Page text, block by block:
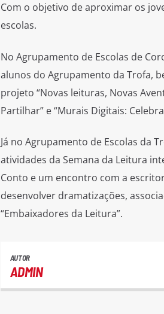
Com o objetivo de aproximar os
escolas.
No Agrupamento de Escolas de
alunos do Agrupamento da Trofa,
projeto “Novas leituras, Novas
Partilhar” e “Murais Digitais:
Já no Agrupamento de Escolas da
atividades da Semana da Leitura
Conto e um encontro com a
desenvolver dramatizações,
“Embaixadores da Leitura”.
AUTOR
ADMIN